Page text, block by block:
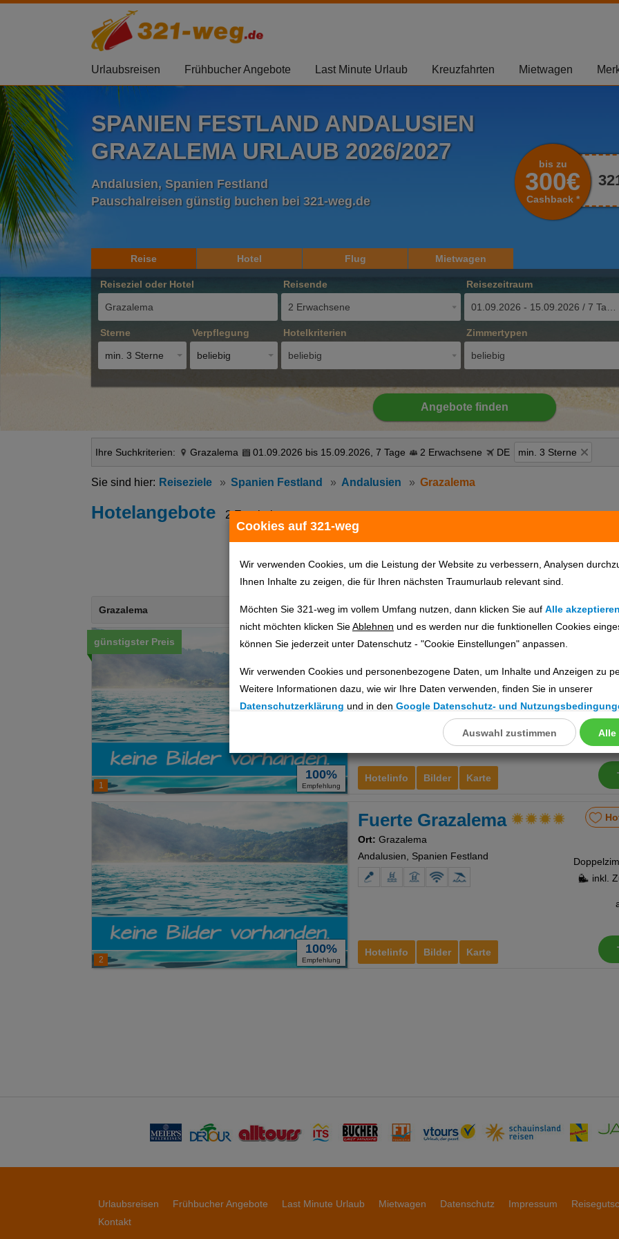
Cookies auf 321-weg
Wir verwenden Cookies, um die Leistung der Website zu verbessern, Analysen
Ihnen Inhalte zu zeigen, die für Ihren nächsten Traumurlaub relevant sind.
Möchten Sie 321-weg im vollem Umfang nutzen, dann klicken Sie auf Alle akzeptieren
nicht möchten klicken SieAblehnen und es werden nur die funktionellen Cookies
können Sie jederzeit unter Datenschutz - "Cookie Einstellungen" anpassen.
Wir verwenden Cookies und personenbezogene Daten, um Inhalte und Anzeigen zu
Weitere Informationen dazu, wie wir Ihre Daten verwenden, finden Sie in unserer
Datenschutzerklärung und in den Google Datenschutz- und
Technische Cookies
Analyse
Social Media Cookies
Advertising
Erweiterte Einstellungen
Alle
Auswahl zustimmen
Urlaubsreisen Frühbucher Angebote Last Minute Urlaub Kreuzfahrten Mietwagen
SPANIEN FESTLAND ANDALUSIEN
GRAZALEMA URLAUB 2026/2027
Andalusien, Spanien Festland
Pauschalreisen günstig buchen bei 321-weg.de
bis zu
300€
Cashback *
Reise Hotel Flug Mietwagen
Reiseziel oder Hotel Reisende
2 Erwachsene
Reisezeitraum
01.09.2026 - 15.09.2026 / 7 Tage
Sterne
min. 3 Sterne
Verpflegung
beliebig
Hotelkriterien
beliebig
Zimmertypen
beliebig
Angebote finden
Ihre Suchkriterien: Grazalema 01.09.2026 bis 15.09.2026, 7 Tage 2 Erwachsene DE min. 3 Sterne
Reiseziele Spanien Festland Andalusien Grazalema
Hotelangebote 2 Ergebnisse
Hotels auf Karte anzeigen
Grazalema günstigster Preis Hotelname Hotelort Sterne
1
günstigster Preis
100%
Empfehlung
Hotelinfo Bilder Karte
Hotel Villa de Grazalema
Ort: Grazalema
Andalusien, Spanien Festland
inkl.
2
100%
Empfehlung
Hotelinfo Bilder Karte
Fuerte Grazalema
Ort: Grazalema
Andalusien, Spanien Festland
inkl.
Urlaubsreisen Frühbucher Angebote Last Minute Urlaub Mietwagen Datenschutz Impressum
Kontakt